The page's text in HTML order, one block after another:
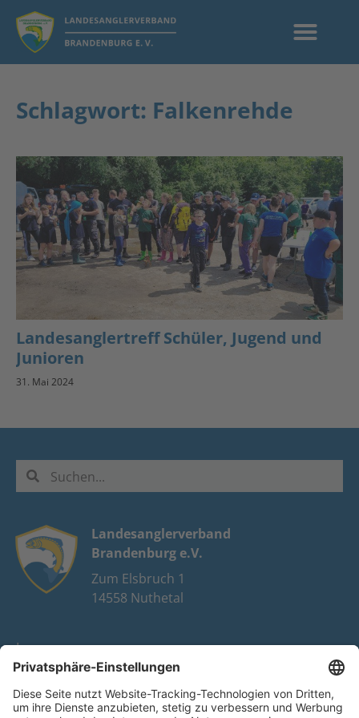
Schlagwort: Falkenrehde
Landesanglertreff Schüler, Jugend und
Junioren
31. Mai 2024
Landesanglerverband
Brandenburg e.V.
Zum Elsbruch 1
14558 Nuthetal
Impressum
Datenschutz
FAQ